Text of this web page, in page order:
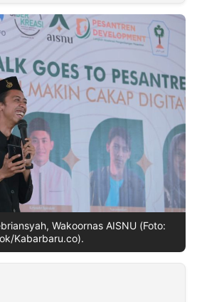
Wakoornas AISNU (Foto:
Kabarbaru.co).